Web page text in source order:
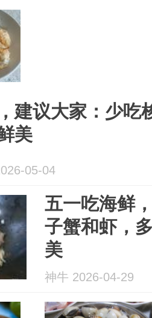
建议大家：少吃
美
05-04
五一吃海鲜
子蟹和虾，
美
神牛 2026-04-29